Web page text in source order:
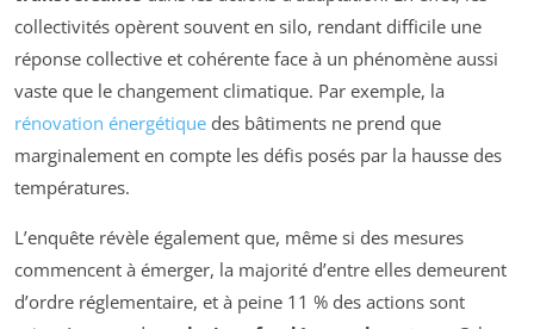
collectivités opèrent souvent en silo, rendant difficile une
réponse collective et cohérente face à un phénomène aussi
vaste que le changement climatique. Par exemple, la
rénovation énergétique des bâtiments ne prend que
marginalement en compte les défis posés par la hausse des
températures.
L’enquête révèle également que, même si des mesures
commencent à émerger, la majorité d’entre elles demeurent
d’ordre réglementaire, et à peine 11 % des actions sont